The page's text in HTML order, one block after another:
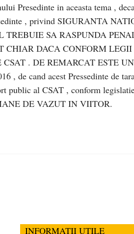
Presedinte in aceasta tema ,
, privind SIGURANTA
TREBUIE SA RASPUNDA
CHIAR DACA CONFORM
. DE REMARCAT ESTE
de cand acest Pressedinte de
public al CSAT , conform
DE VAZUT IN VIITOR.
INFORMATII UTILE